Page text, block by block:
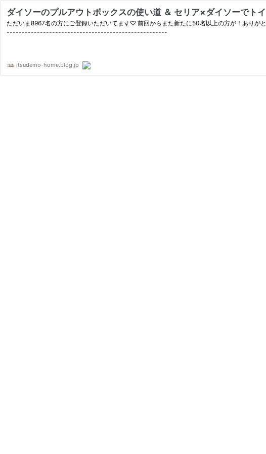
ダイソーのプルアウトボックスの使い道 ＆ セリア×ダイソーで
ただいま8967名の方にご登録いただいてます♡ 前回からまた新たに50名以上の方が！
-----------------------------------------------------
itsudemo-home.blog.jp